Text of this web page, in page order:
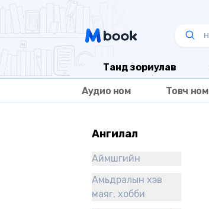
Танд зориулав
Аудио ном Товч ном
Ангилал
Аймшгийн
Амьдралын хэв
маяг, хобби